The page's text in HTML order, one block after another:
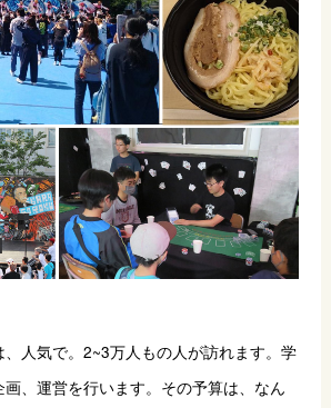
人気で。2~3万人もの人が訪れます。学
、運営を行います。その予算は、なん